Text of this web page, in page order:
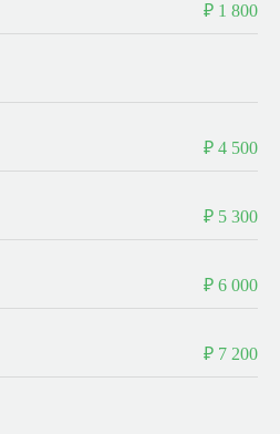
₽ 1 800
₽ 4 500
₽ 5 300
₽ 6 000
₽ 7 200